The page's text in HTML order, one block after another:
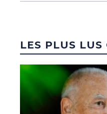
LES PLUS LUS